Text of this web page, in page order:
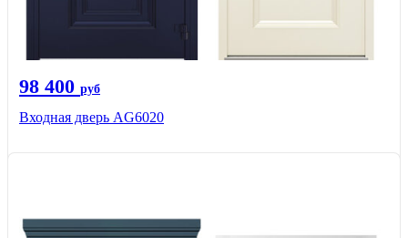
98 400 руб
Входная дверь AG6020